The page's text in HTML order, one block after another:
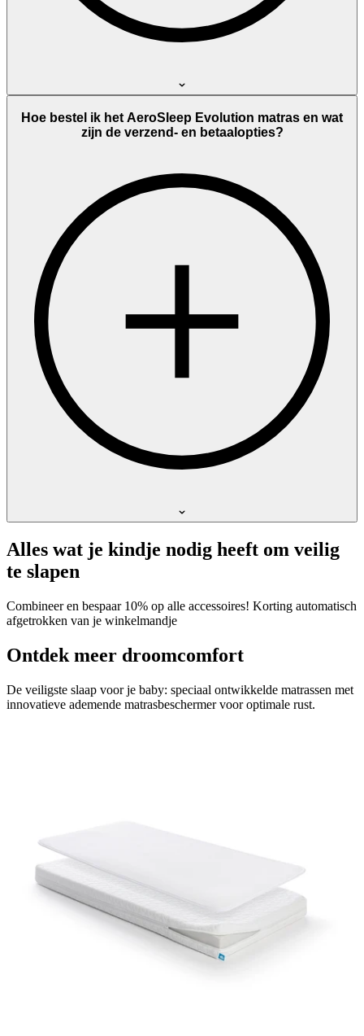
Hoe bestel ik het AeroSleep Evolution matras en wat
zijn de verzend- en betaalopties?
Alles wat je kindje nodig heeft om veilig
te slapen
Combineer en bespaar 10% op alle accessoires! Korting automatisch
afgetrokken van je winkelmandje
Ontdek meer droomcomfort
De veiligste slaap voor je baby: speciaal ontwikkelde matrassen met
innovatieve ademende matrasbeschermer voor optimale rust.